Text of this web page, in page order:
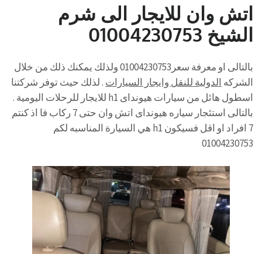
اتش وان للايجار الى شرم
الشيخ 01004230753
بالتالى او معرفة سعر01004230753 ولذلك يمكنك ذلك من خلال
الشركه الدولية للنقل وايجار السيارات . لذلك حيث توفر شركتنا
اسطول هائل من سيارات هيونداى h1 للايجار للرحلات اليومية .
بالتالى استئجار سياره هيونداى اتش وان حتى 7 ركاب فا اذ كنتم
7 افراد او اقل فسيكون h1 هي السيارة المناسبه لكم
01004230753